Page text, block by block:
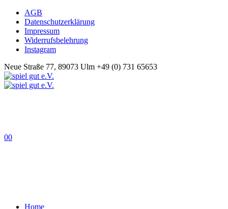
AGB
Datenschutzerklärung
Impressum
Widerrufsbelehrung
Instagram
Neue Straße 77, 89073 Ulm +49 (0) 731 65653
00
Home